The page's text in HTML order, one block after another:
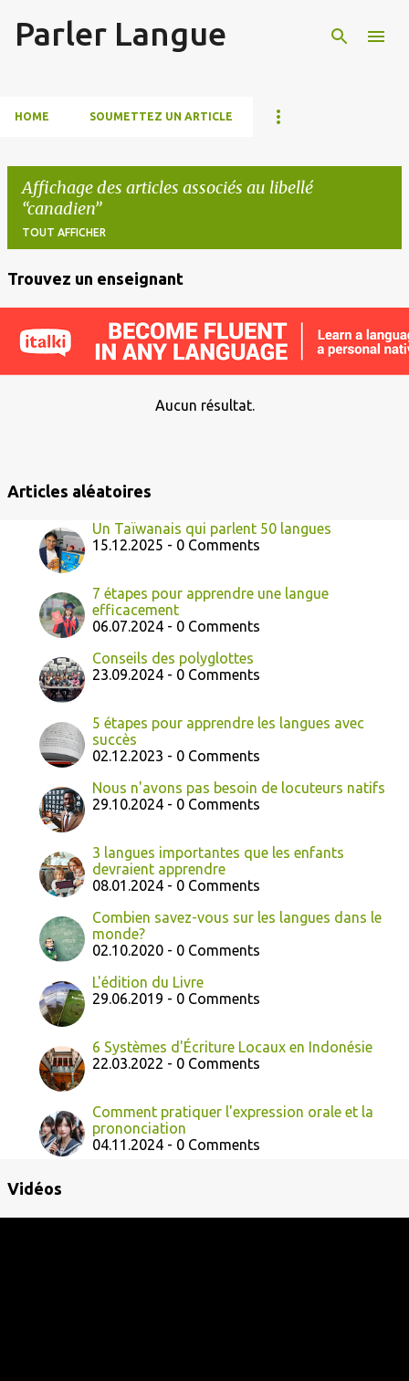
Parler Langue
HOME SOUMETTEZ UN ARTICLE
Affichage des articles associés au libellé
canadien
TOUT AFFICHER
i
Trouvez un enseignant
Aucun résultat.
Articles aléatoires
Un Taïwanais qui parlent 50 langues
15.12.2025 - 0 Comments
7 étapes pour apprendre une langue
efficacement
06.07.2024 - 0 Comments
Conseils des polyglottes
23.09.2024 - 0 Comments
5 étapes pour apprendre les langues avec
succès
02.12.2023 - 0 Comments
Nous n'avons pas besoin de locuteurs natifs
29.10.2024 - 0 Comments
3 langues importantes que les enfants
devraient apprendre
08.01.2024 - 0 Comments
Combien savez-vous sur les langues dans le
monde?
02.10.2020 - 0 Comments
L'édition du Livre
29.06.2019 - 0 Comments
6 Systèmes d'Écriture Locaux en Indonésie
22.03.2022 - 0 Comments
Comment pratiquer l'expression orale et la
prononciation
04.11.2024 - 0 Comments
Vidéos